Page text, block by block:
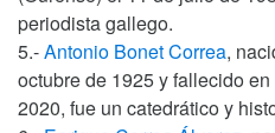
periodista gallego.
5.-Antonio Bonet Correa,
octubre de 1925 y fallecido
2020, fue un catedrático y